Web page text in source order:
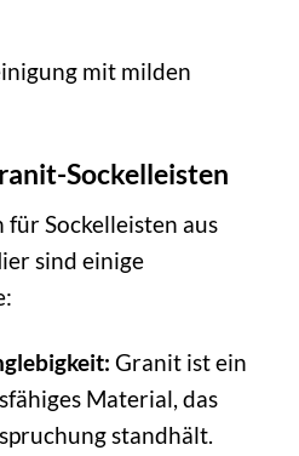
mit milden
Sockelleisten
für Sockelleisten aus
sind einige
Granit ist ein
Material, das
standhält.